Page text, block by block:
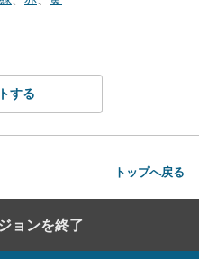
する
トップへ戻る
ョンを終了